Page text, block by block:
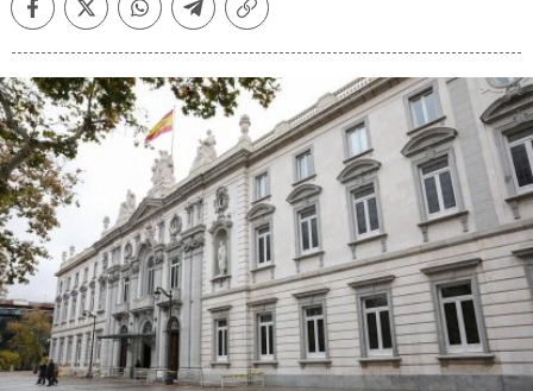
FacebookTwitterWhatsappTelegramCopiar